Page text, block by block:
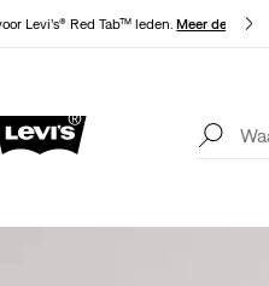
Levi’s® Red Tab™ leden.Meer details
Meer details